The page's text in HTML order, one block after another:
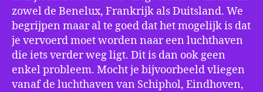
zowel de Benelux, Frankrijk als Duitsland. We
begrijpen maar al te goed dat het mogelijk is dat
je vervoerd moet worden naar een luchthaven
die iets verder weg ligt. Dit is dan ook geen
enkel probleem. Mocht je bijvoorbeeld vliegen
vanaf de luchthaven van Schiphol, Eindhoven,